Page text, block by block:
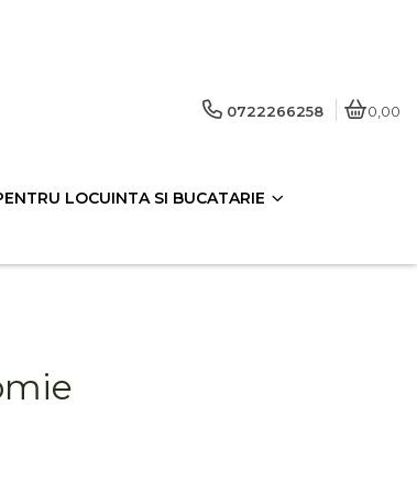
0722266258 0,00
LOCUINTA SI BUCATARIE